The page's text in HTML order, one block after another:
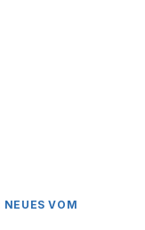
NEUES VOM